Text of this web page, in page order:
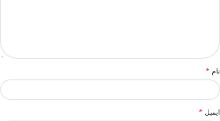
نام *
ایمیل *